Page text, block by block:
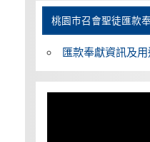
桃園巿召會聖徒匯款
匯款奉獻資訊及